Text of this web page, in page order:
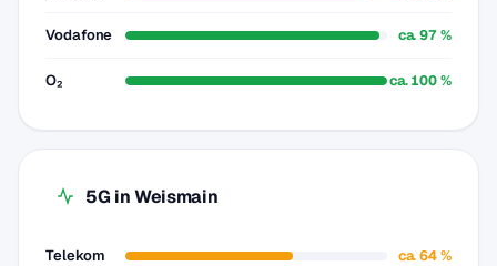
Vodafone ca. 97 %
O₂ ca. 100 %
5G in Weismain
Telekom ca. 64 %